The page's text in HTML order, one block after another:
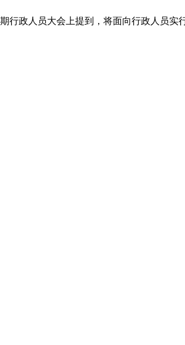
行政人员大会上提到，将面向行政人员实